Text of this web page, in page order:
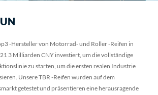
-Hersteller von Motorrad- und Roller -Reifen in
3 Milliarden CNY investiert, um die vollständige
zu starten, um die ersten realen Industrie
Unsere TBR -Reifen wurden auf dem
getestet und präsentieren eine herausragende